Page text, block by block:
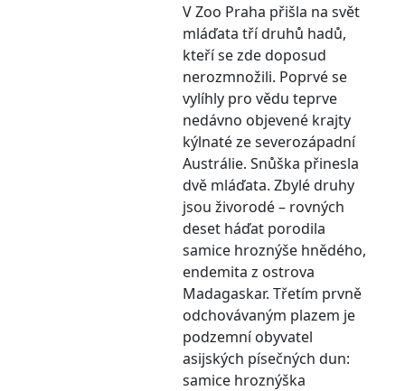
V Zoo Praha přišla na svět
mláďata tří druhů hadů,
kteří se zde doposud
nerozmnožili. Poprvé se
vylíhly pro vědu teprve
nedávno objevené krajty
kýlnaté ze severozápadní
Austrálie. Snůška přinesla
dvě mláďata. Zbylé druhy
jsou živorodé – rovných
deset háďat porodila
samice hroznýše hnědého,
endemita z ostrova
Madagaskar. Třetím prvně
odchovávaným plazem je
podzemní obyvatel
asijských písečných dun:
samice hroznýška